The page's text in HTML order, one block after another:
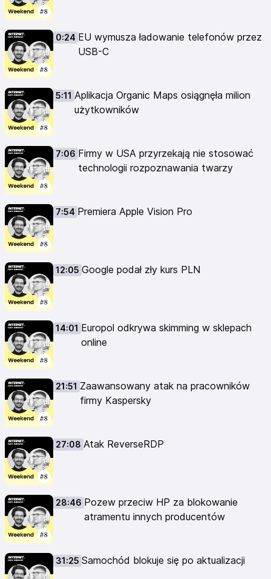
0:24 EU wymusza ładowanie telefonów przez
USB-C
5:11 Aplikacja Organic Maps osiągnęła milion
użytkowników
7:06 Firmy w USA przyrzekają nie stosować
technologii rozpoznawania twarzy
7:54 Premiera Apple Vision Pro
12:05 Google podał zły kurs PLN
14:01 Europol odkrywa skimming w sklepach
online
21:51 Zaawansowany atak na pracowników
firmy Kaspersky
27:08 Atak ReverseRDP
28:46 Pozew przeciw HP za blokowanie
atramentu innych producentów
31:25 Samochód blokuje się po aktualizacji